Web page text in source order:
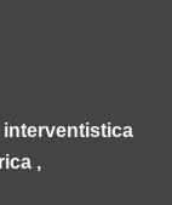
,